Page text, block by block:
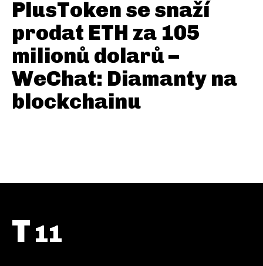
PlusToken se snaží
prodat ETH za 105
milionů dolarů –
WeChat: Diamanty na
blockchainu
T 11